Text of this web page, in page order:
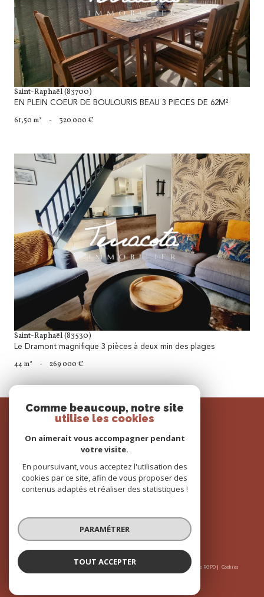
voir le bien
Saint-Raphaël (83700)
EN PLEIN COEUR DE BOULOURIS BEAU 3 PIECES DE 62M²
61,50 m² - 320 000 €
voir le bien
Saint-Raphaël (83530)
Le Dramont magnifique 3 pièces à deux min des plages
44 m² - 269 000 €
SE
connecter
espace propriétaire
adhérons
© 2026 | Tous droits réservés | Traduction powered by Google |
Politique RGPD Cookies
Comme beaucoup, notre site
utilise les cookies
On aimerait vous accompagner pendant
votre visite.
En poursuivant, vous acceptez l'utilisation des
cookies par ce site, afin de vous proposer des
contenus adaptés et réaliser des statistiques !
PARAMÉTRER
TOUT ACCEPTER